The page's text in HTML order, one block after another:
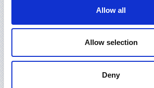
Allow all
Allow selection
Deny
ĮMONĖS REKVIZITAI